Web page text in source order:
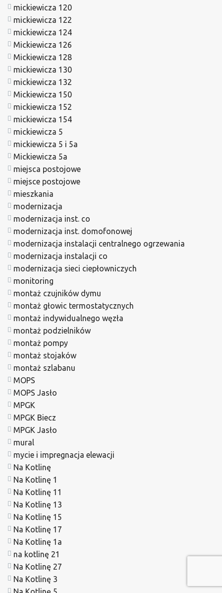
mickiewicza 120
mickiewicza 122
mickiewicza 124
Mickiewicza 126
Mickiewicza 128
mickiewicza 130
mickiewicza 132
Mickiewicza 150
mickiewicza 152
mickiewicza 154
mickiewicza 5
mickiewicza 5 i 5a
Mickiewicza 5a
miejsca postojowe
miejsce postojowe
mieszkania
modernizacja
modernizacja inst. co
modernizacja inst. domofonowej
modernizacja instalacji centralnego ogrzewania
modernizacja instalacji co
modernizacja sieci ciepłowniczych
monitoring
montaż czujników dymu
montaż głowic termostatycznych
montaż indywidualnego węzła
montaż podzielników
montaż pompy
montaż stojaków
montaż szlabanu
MOPS
MOPS Jasło
MPGK
MPGK Biecz
MPGK Jasło
mural
mycie i impregnacja elewacji
Na Kotlinę
Na Kotlinę 1
Na Kotlinę 11
Na Kotlinę 13
Na Kotlinę 15
Na Kotlinę 17
Na Kotlinę 1a
na kotlinę 21
Na Kotlinę 27
Na Kotlinę 3